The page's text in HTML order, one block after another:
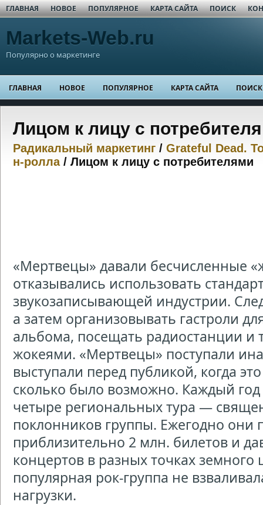
ГЛАВНАЯ НОВОЕ ПОПУЛЯРНОЕ КАРТА САЙТА ПОИСК
Markets-Web.ru
Популярно о маркетинге
ГЛАВНАЯ НОВОЕ ПОПУЛЯРНОЕ КАРТА САЙТА ПОИСК
Лицом к лицу с
Радикальный маркетинг / Grateful Dead.
н-ролла/ Лицом к лицу с потребителями
«Мертвецы» давали бесчисленные
отказывались использовать
звукозаписывающей индустрии.
а затем организовывать гастроли
альбома, посещать радиостанции и
жокеями. «Мертвецы» поступали
выступали перед публикой, когда
сколько было возможно. Каждый
четыре региональных тура —
поклонников группы. Ежегодно они
приблизительно 2 млн. билетов и
концертов в разных точках
популярная рок-группа не
нагрузки.